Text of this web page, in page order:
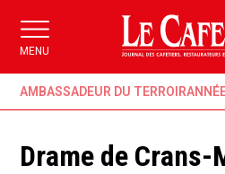
MENU
AMBASSADEUR DU TERROIR
Drame de Crans-